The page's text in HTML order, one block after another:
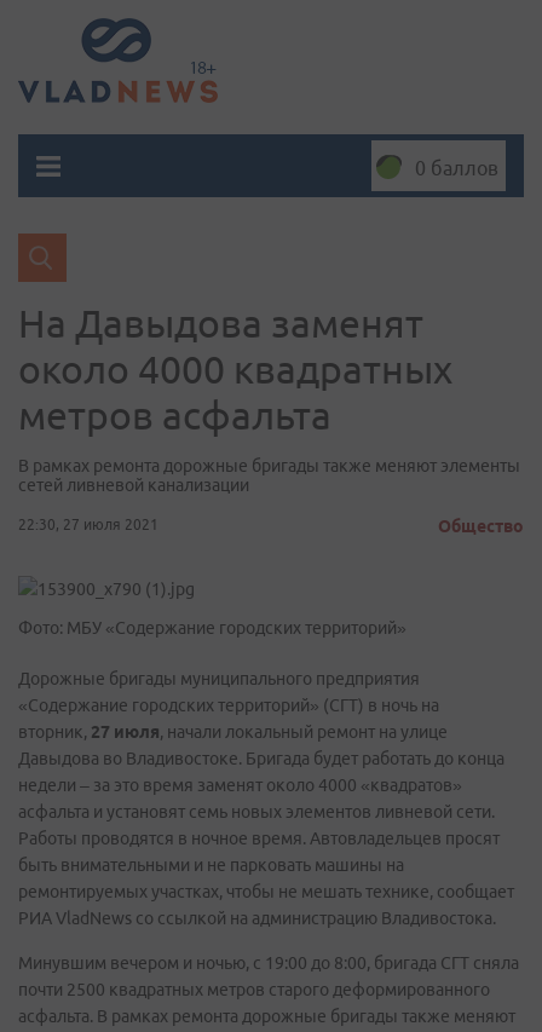
0 баллов
На Давыдова заменят
около 4000 квадратных
метров асфальта
В рамках ремонта дорожные бригады также меняют элементы
сетей ливневой канализации
22:30, 27 июля 2021 Общество
Фото: МБУ «Содержание городских территорий»
Дорожные бригады муниципального предприятия
«Содержание городских территорий» (СГТ) в ночь на
вторник, 27 июля, начали локальный ремонт на улице
Давыдова во Владивостоке. Бригада будет работать до конца
недели – за это время заменят около 4000 «квадратов»
асфальта и установят семь новых элементов ливневой сети.
Работы проводятся в ночное время. Автовладельцев просят
быть внимательными и не парковать машины на
ремонтируемых участках, чтобы не мешать технике, сообщает
РИА VladNews со ссылкой на администрацию Владивостока.
Минувшим вечером и ночью, с 19:00 до 8:00, бригада СГТ сняла
почти 2500 квадратных метров старого деформированного
асфальта. В рамках ремонта дорожные бригады также меняют